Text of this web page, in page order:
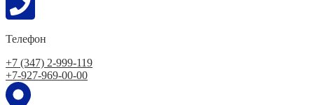
Телефон
+7 (347) 2-999-119
+7-927-969-00-00